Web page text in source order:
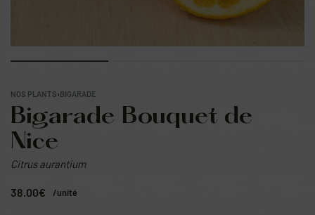
NOS PLANTS›BIGARADE
Bigarade Bouquet de
Nice
Citrus aurantium
38.00€ /unité